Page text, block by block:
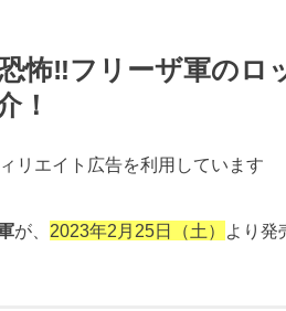
怖‼フリーザ軍のロ
！
リエイト広告を利用しています
が、 2023年2月25日（土）
より発